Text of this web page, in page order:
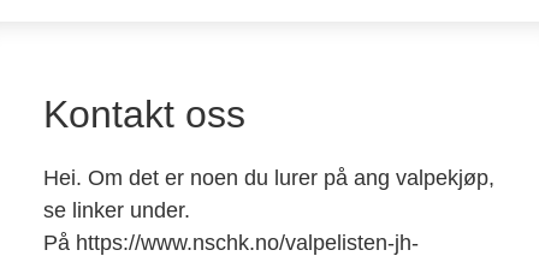
Kontakt oss
Hei. Om det er noen du lurer på ang valpekjøp,
se linker under.
På https://www.nschk.no/valpelisten-jh-